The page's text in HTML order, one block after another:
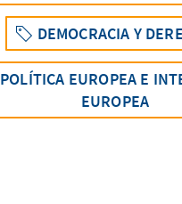
DEMOCRACIA Y
POLÍTICA EUROPEA E
EUROPEA